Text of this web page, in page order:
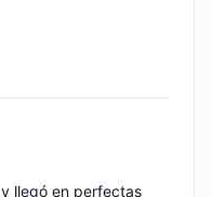
llegó en perfectas